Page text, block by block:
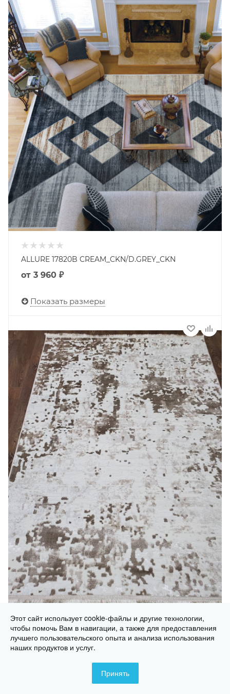
ALLURE 17820B CREAM_CKN/D.GREY_CKN
от 3 960 ₽
Показать размеры
Этот сайт использует cookie-файлы и другие технологии,
чтобы помочь Вам в навигации, а также для предоставления
лучшего пользовательского опыта и анализа использования
наших продуктов и услуг.
Принять